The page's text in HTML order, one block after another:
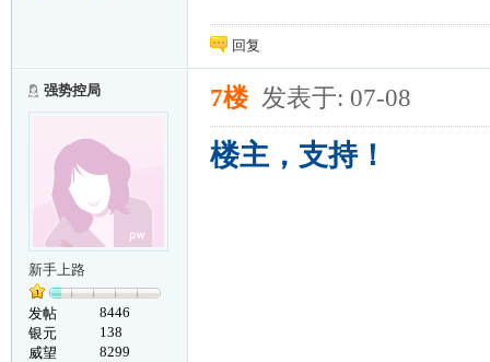
回复
强势控局
新手上路
发帖
8446
银元
138
威望
8299
7楼 发表于: 07-08
楼主，支持！